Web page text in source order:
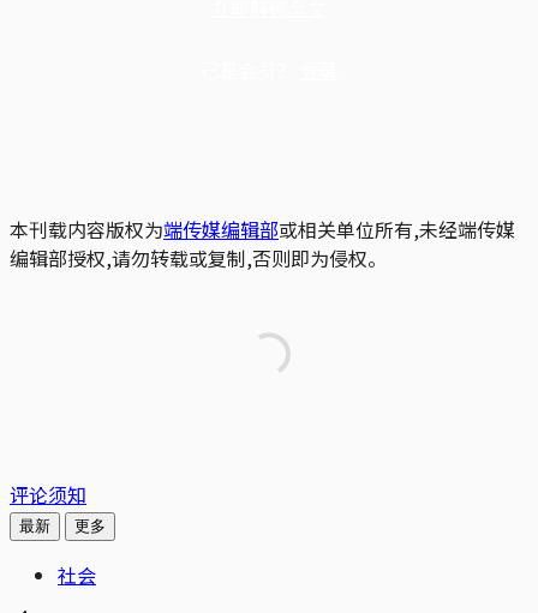
本刊载内容版权为端传媒编辑部或相关单位所有,未经端传媒
编辑部授权,请勿转载或复制,否则即为侵权。
评论须知
最新 更多
社会